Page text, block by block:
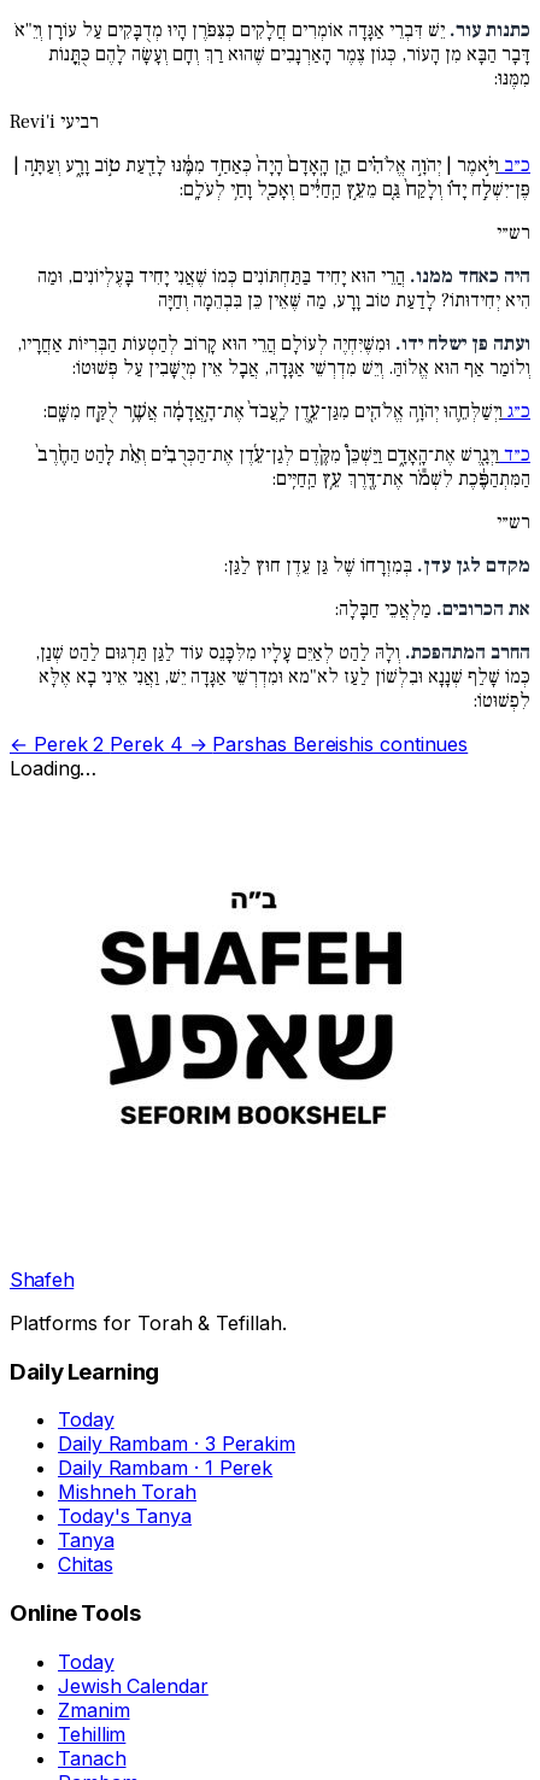
כתנות עור. יֵשׁ דִּבְרֵי אַגָּדָה אוֹמְרִים חֲלָקִים כְּצִּפֹּרֶן הָיוּ מְדֻבָּקִים עַל עוֹרָן וְיֵ"אֹ
דָּבָר הַבָּא מִן הָעוֹר, כְּגוֹן צֶמֶר הָאַרְנָבִים שֶׁהוּא רַךְ וְחָם וְעָשָׂה לָהֶם כֻּתֳּנוֹת
מִמֶּנּוּ:
Revi'i רביעי
כ״ב וַיֹּ֣אמֶר | יְהֹוָ֣ה אֱלֹהִ֗ים הֵ֤ן הָֽאָדָם֙ הָיָה֙ כְּאַחַ֣ד מִמֶּ֔נּוּ לָדַ֖עַת ט֣וֹב וָרָ֑ע וְעַתָּ֣ה |
פֶּן־יִשְׁלַ֣ח יָד֗וֹ וְלָקַח֙ גַּ֚ם מֵעֵ֣ץ הַֽחַיִּ֔ים וְאָכַ֖ל וָחַ֥י לְעֹלָֽם:
רש״י
היה כאחד ממנו. הֲרֵי הוּא יָחִיד בַּתַּחְתּוֹנִים כְּמוֹ שֶׁאֲנִי יָחִיד בָּעֶלְיוֹנִים, וּמַה
הִיא יְחִידוּתוֹ? לָדַעַת טוֹב וָרָע, מַה שֶּׁאֵין כֵּן בִּבְהֵמָה וְחַיָּה
ועתה פן ישלח ידו. וּמִשֶּׁיִּחְיֶה לְעוֹלָם הֲרֵי הוּא קָרוֹב לְהַטְעוֹת הַבְּרִיּוֹת אַחֲרָיו,
וְלוֹמַר אַף הוּא אֱלוֹהַּ. וְיֵשׁ מִדְרְשֵׁי אַגָּדָה, אֲבָל אֵין מְיֻשָּׁבִין עַל פְּשׁוּטוֹ:
כ״ג וַיְשַׁלְּחֵ֛הוּ יְהֹוָ֥ה אֱלֹהִ֖ים מִגַּן־עֵ֑דֶן לַֽעֲבֹד֙ אֶת־הָ֣אֲדָמָ֔ה אֲשֶׁ֥ר לֻקַּ֖ח מִשָּֽׁם:
כ״ד וַיְגָ֖רֶשׁ אֶת־הָֽאָדָ֑ם וַיַּשְׁכֵּן֩ מִקֶּ֨דֶם לְגַן־עֵ֜דֶן אֶת־הַכְּרֻבִ֗ים וְאֵ֨ת לַ֤הַט הַחֶ֨רֶב֙
הַמִּתְהַפֶּ֔כֶת לִשְׁמֹ֕ר אֶת־דֶּ֖רֶךְ עֵ֥ץ הַֽחַיִּֽים:
רש״י
מקדם לגן עדן. בְּמִזְרָחוֹ שֶׁל גַּן עֵדֶן חוּץ לַגַּן:
את הכרובים. מַלְאֲכֵי חַבָּלָה:
החרב המתהפכת. וְלָהּ לַהַט לְאַיֵּם עָלָיו מִלִּכָּנֵס עוֹד לַגַּן תַּרְגּוּם לַהַט שְׁנַן,
כְּמוֹ שָׁלַף שְׁנָנָא וּבִלְשׁוֹן לַעַז לא"מא וּמִדְרְשֵׁי אַגָּדָה יֵשׁ, וַאֲנִי אֵינִי בָא אֶלָּא
לִפְשׁוּטוֹ:
← Perek 2 Perek 4 → Parshas Bereishis continues
Loading…
Shafeh
Platforms for Torah & Tefillah.
Daily Learning
Today
Daily Rambam · 3 Perakim
Daily Rambam · 1 Perek
Mishneh Torah
Today's Tanya
Tanya
Chitas
Online Tools
Today
Jewish Calendar
Zmanim
Tehillim
Tanach